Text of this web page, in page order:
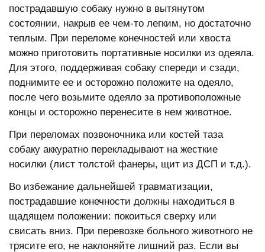
пострадавшую собаку нужно в вытянутом
состоянии, накрыв ее чем-то легким, но достаточно
теплым. При переломе конечностей или хвоста
можно приготовить портативные носилки из одеяла.
Для этого, поддерживая собаку спереди и сзади,
поднимите ее и осторожно положите на одеяло,
после чего возьмите одеяло за противоположные
концы и осторожно перенесите в нем животное.
При переломах позвоночника или костей таза
собаку аккуратно перекладывают на жесткие
носилки (лист толстой фанеры, щит из ДСП и т.д.).
Во избежание дальнейшей травматизации,
пострадавшие конечности должны находиться в
щадящем положении: покоиться сверху или
свисать вниз. При перевозке больного животного не
трясите его, не наклоняйте лишний раз. Если вы